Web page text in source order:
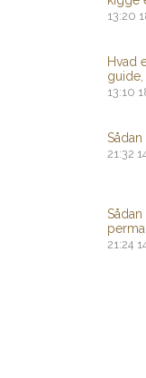
13:20
Hvad
guide,
13:10
21:32
21:24